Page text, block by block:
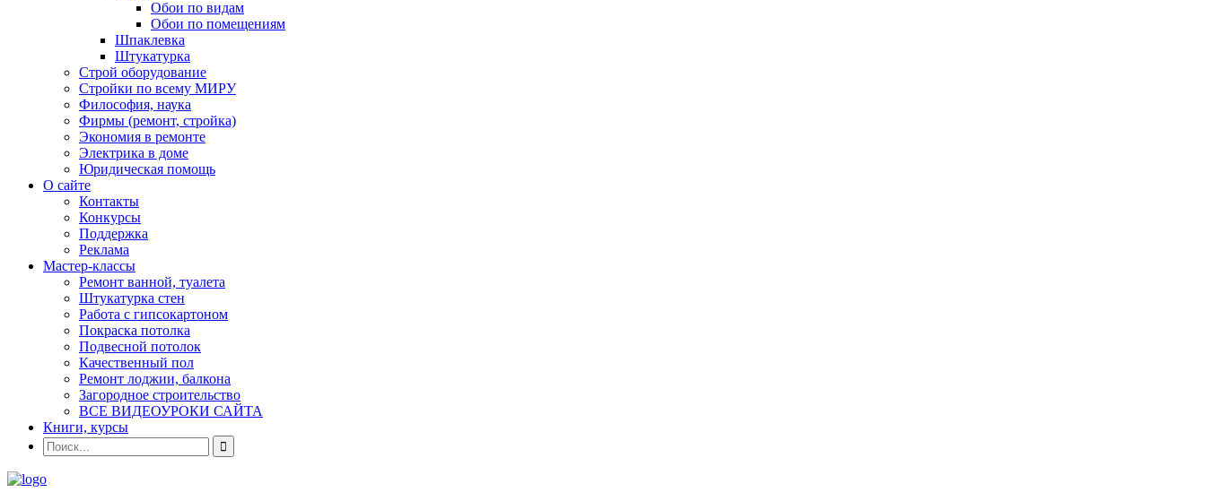
Обои по видам
Обои по помещениям
Шпаклевка
Штукатурка
Строй оборудование
Стройки по всему МИРУ
Философия, наука
Фирмы (ремонт, стройка)
Экономия в ремонте
Электрика в доме
Юридическая помощь
О сайте
Контакты
Конкурсы
Поддержка
Реклама
Мастер-классы
Ремонт ванной, туалета
Штукатурка стен
Работа с гипсокартоном
Покраска потолка
Подвесной потолок
Качественный пол
Ремонт лоджии, балкона
Загородное строительство
ВСЕ ВИДЕОУРОКИ САЙТА
Книги, курсы